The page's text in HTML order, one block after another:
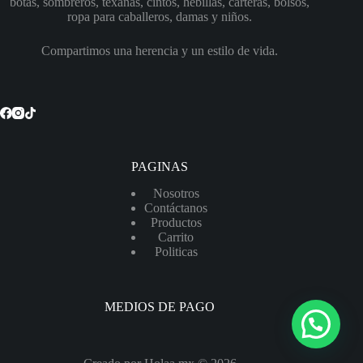
se
elegir
en
ropa para caballeros, damas y niños.
Compartimos una herencia y un estilo de vida.
PAGINAS
Nosotros
Contáctanos
Productos
Carrito
Politicas
MEDIOS DE PAGO